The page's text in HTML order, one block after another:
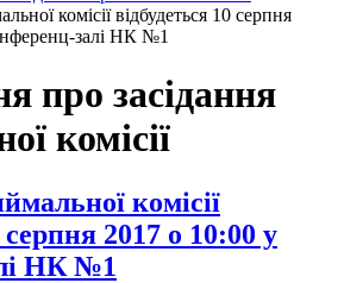
комісії відбудеться 10 серпня
залі НК №1
про засідання
комісії
комісії
серпня 2017 о 10:00 у
НК №1